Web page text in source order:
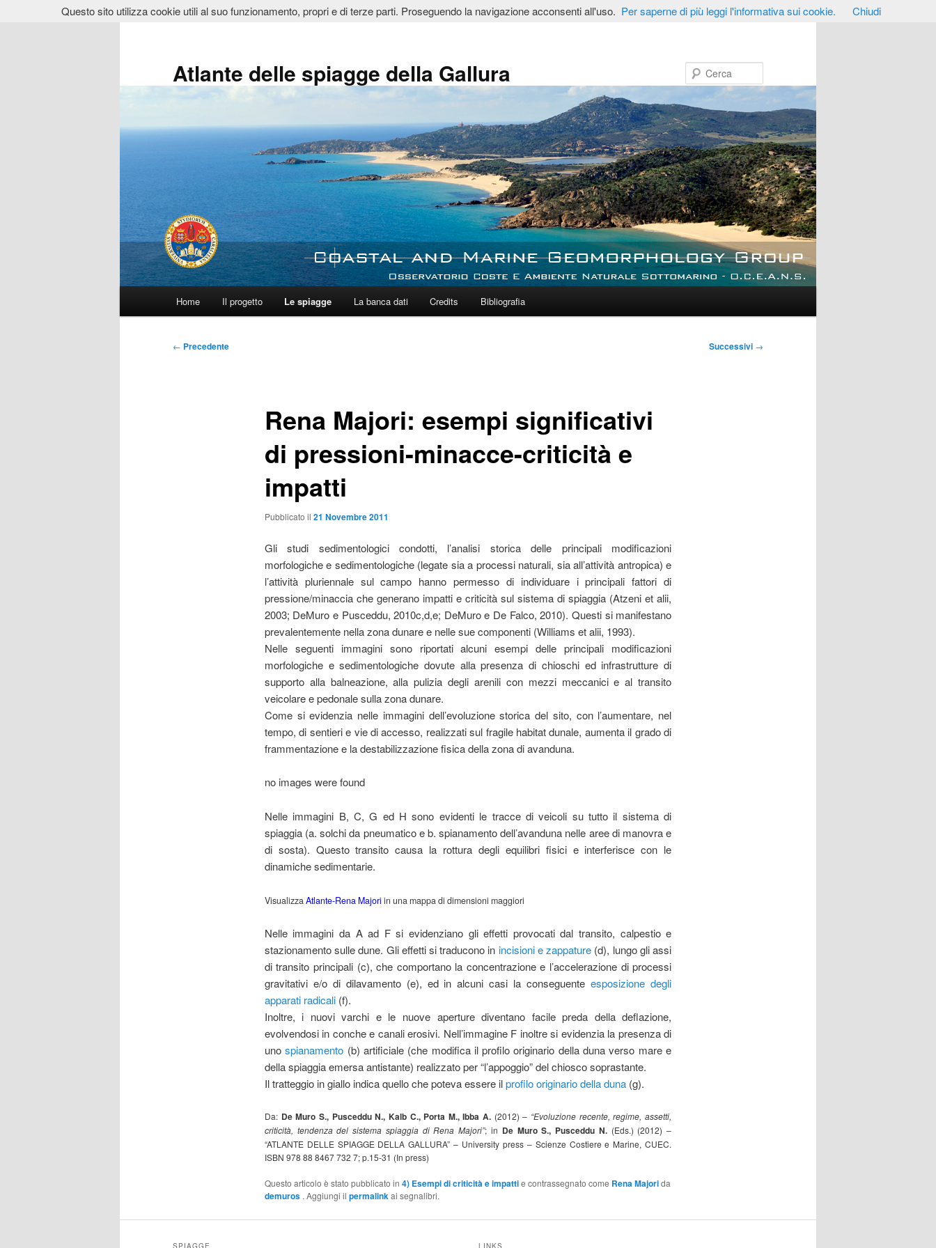
Atlante delle spiagge della Gallura
Home Il progetto Le spiagge La banca dati Credits Bibliografia
Navigazione
← Precedente Successivi →
Rena Majori: esempi significativi
di pressioni-minacce-criticità e
impatti
Pubblicato il 21 Novembre 2011
Gli studi sedimentologici condotti, l’analisi storica delle principali modificazioni
morfologiche e sedimentologiche (legate sia a processi naturali, sia all’attività antropica) e
l’attività pluriennale sul campo hanno permesso di individuare i principali fattori di
pressione/minaccia che generano impatti e criticità sul sistema di spiaggia (Atzeni et alii,
2003; DeMuro e Pusceddu, 2010c,d,e; DeMuro e De Falco, 2010). Questi si manifestano
prevalentemente nella zona dunare e nelle sue componenti (Williams et alii, 1993).
Nelle seguenti immagini sono riportati alcuni esempi delle principali modificazioni
morfologiche e sedimentologiche dovute alla presenza di chioschi ed infrastrutture di
supporto alla balneazione, alla pulizia degli arenili con mezzi meccanici e al transito
veicolare e pedonale sulla zona dunare.
Come si evidenzia nelle immagini dell’evoluzione storica del sito, con l’aumentare, nel
tempo, di sentieri e vie di accesso, realizzati sul fragile habitat dunale, aumenta il grado di
frammentazione e la destabilizzazione fisica della zona di avanduna.
no images were found
Nelle immagini B, C, G ed H sono evidenti le tracce di veicoli su tutto il sistema di
spiaggia (a. solchi da pneumatico e b. spianamento dell’avanduna nelle aree di manovra e
di sosta). Questo transito causa la rottura degli equilibri fisici e interferisce con le
dinamiche sedimentarie.
VisualizzaAtlante-Rena Majori in una mappa di dimensioni maggiori
Nelle immagini da A ad F si evidenziano gli effetti provocati dal transito, calpestio e
stazionamento sulle dune. Gli effetti si traducono in incisioni e zappature (d), lungo gli assi
di transito principali (c), che comportano la concentrazione e l’accelerazione di processi
gravitativi e/o di dilavamento (e), ed in alcuni casi la conseguenteesposizione degli
apparati radicali(f).
Inoltre, i nuovi varchi e le nuove aperture diventano facile preda della deflazione,
evolvendosi in conche e canali erosivi. Nell’immagine F inoltre si evidenzia la presenza di
unospianamento (b) artificiale (che modifica il profilo originario della duna verso mare e
della spiaggia emersa antistante) realizzato per “l’appoggio” del chiosco soprastante.
Il tratteggio in giallo indica quello che poteva essere ilprofilo originario della duna(g).
Da: De Muro S., Pusceddu N., Kalb C., Porta M., Ibba A. (2012) – “Evoluzione recente, regime, assetti,
criticità, tendenza del sistema spiaggia di Rena Majori”; in De Muro S., Pusceddu N.(Eds.) (2012) –
“ATLANTE DELLE SPIAGGE DELLA GALLURA” – University press – Scienze Costiere e Marine, CUEC.
ISBN 978 88 8467 732 7; p.15-31 (In press)
Questo articolo è stato pubblicato in 4) Esempi di criticità e impattie contrassegnato come Rena Majorida
demuros . Aggiungi il permalinkai segnalibri.
SPIAGGE LINKS
Questo sito utilizza cookie utili al suo funzionamento, propri e di terze parti. Proseguendo la navigazione acconsenti all'uso. Per saperne di più leggi l'informativa sui cookie. Chiudi